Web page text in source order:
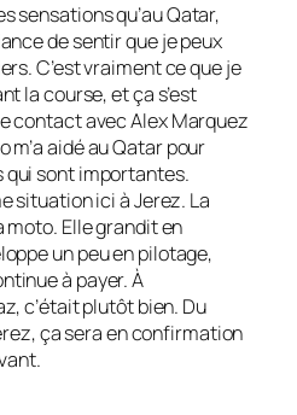
sensations qu’au Qatar,
de sentir que je peux
C’est vraiment ce que je
la course, et ça s’est
contact avec Alex Marquez
m’a aidé au Qatar pour
qui sont importantes.
situation ici à Jerez. La
Elle grandit en
un peu en pilotage,
à payer. À
c’était plutôt bien. Du
ça sera en confirmation